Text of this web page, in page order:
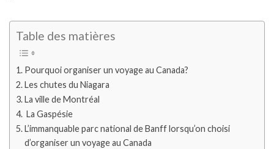
Table des matières
Pourquoi organiser un voyage au Canada?
Les chutes du Niagara
La ville de Montréal
La Gaspésie
L’immanquable parc national de Banff lorsqu’on choisi
d’organiser un voyage au Canada